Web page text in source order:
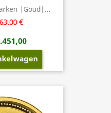
|Goud|...
€